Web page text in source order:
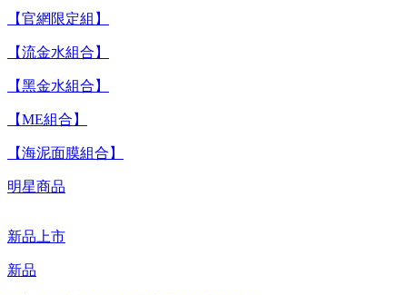
【8/4-8/9 單筆消費滿$3,000現折$300】
【8/4-8/9 新客LINE購物導購滿$2,000送100點LINE
【綁定中信LINE Pay卡享最高6%回饋▼點我了解詳情】
【重要公告】IPSA 無法驗證非官方通路銷售之品牌商品的真實
【官網限定組】
【流金水組合】
【黑金水組合】
【ME組合】
【海泥面膜組合】
明星商品
新品上市
新品